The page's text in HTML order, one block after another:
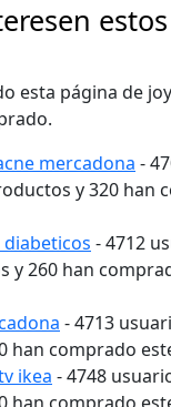
estos
esta página de
mercadona -
y 320 han
- 4712
y 260 han
- 4713
han comprado
ikea - 4748